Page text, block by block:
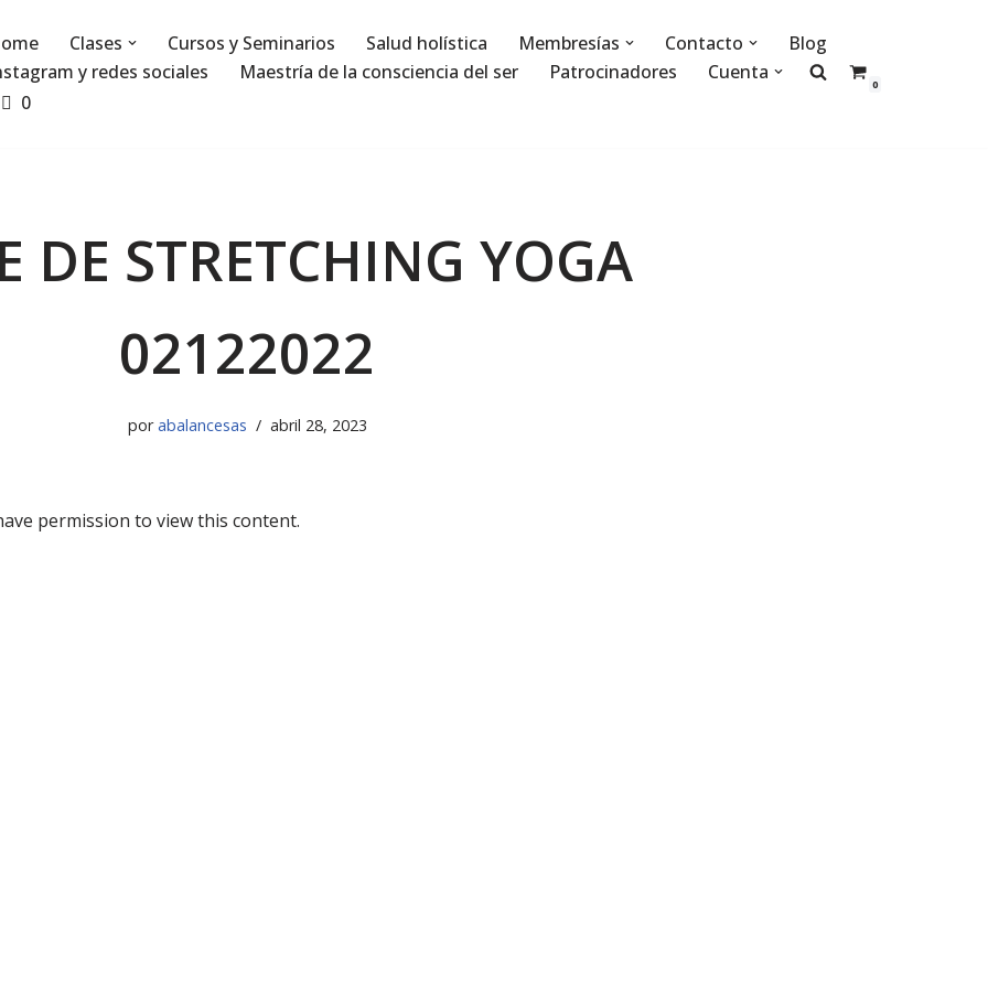
Clases Cursos y Seminarios Salud holística Membresías Contacto
Blog
y redes sociales
Maestría de la consciencia del ser Patrocinadores Cuenta
0
0
DE STRETCHING YOGA
02122022
porabalancesas abril 28, 2023
permission to view this content.